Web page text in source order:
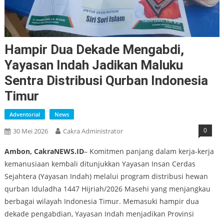
Hampir Dua Dekade Mengabdi,
Yayasan Indah Jadikan Maluku
Sentra Distribusi Qurban Indonesia
Timur
Adventorial News
30 Mei 2026 Cakra Administrator 0
Ambon, CakraNEWS.ID– Komitmen panjang dalam kerja-kerja
kemanusiaan kembali ditunjukkan Yayasan Insan Cerdas
Sejahtera (Yayasan Indah) melalui program distribusi hewan
qurban Iduladha 1447 Hijriah/2026 Masehi yang menjangkau
berbagai wilayah Indonesia Timur. Memasuki hampir dua
dekade pengabdian, Yayasan Indah menjadikan Provinsi